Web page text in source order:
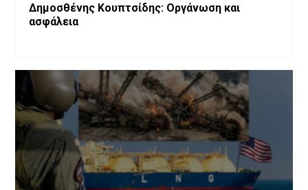
Δημοσθένης Κουπτσίδης: Οργάνωση και
ασφάλεια